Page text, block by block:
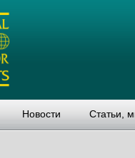
Новости Статьи,